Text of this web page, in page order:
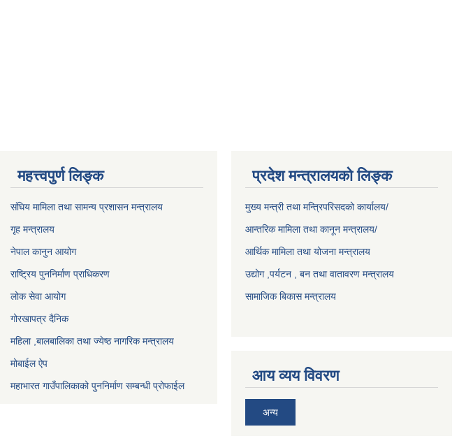
महत्त्वपुर्ण लिङ्क
संघिय मामिला तथा सामन्य प्रशासन मन्त्रालय
गृह मन्त्रालय
नेपाल कानुन आयोग
राष्ट्रिय पुननिर्माण प्राधिकरण
लोक सेवा आयोग
गोरखापत्र दैनिक
महिला ,बालबालिका तथा ज्येष्ठ नागरिक मन्त्रालय
मोबाईल ऐप
महाभारत गाउँपालिकाको पुननिर्माण सम्बन्धी प्रोफाईल
प्रदेश मन्त्रालयको लिङ्क
मुख्य मन्त्री तथा मन्त्रिपरिसदको कार्यालय/
आन्तरिक मामिला तथा कानून मन्त्रालय/
आर्थिक मामिला तथा योजना मन्त्रालय
उद्योग ,पर्यटन , बन तथा वातावरण मन्त्रालय
सामाजिक बिकास मन्त्रालय
आय व्यय विवरण
अन्य